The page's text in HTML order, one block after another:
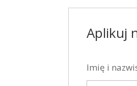
Aplikuj
Imię i